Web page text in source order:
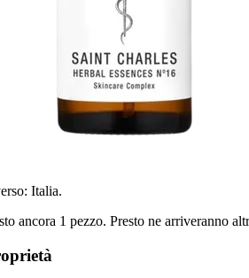
Italia.
ancora 1 pezzo. Presto ne arriveranno